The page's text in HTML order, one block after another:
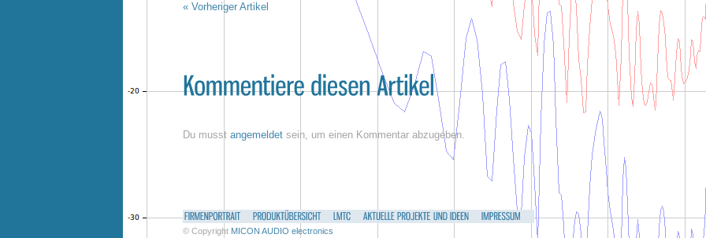
« Vorheriger Artikel
Du musst angemeldetsein, um einen Kommentar abzugeben.
© Copyright MICON AUDIO electronics